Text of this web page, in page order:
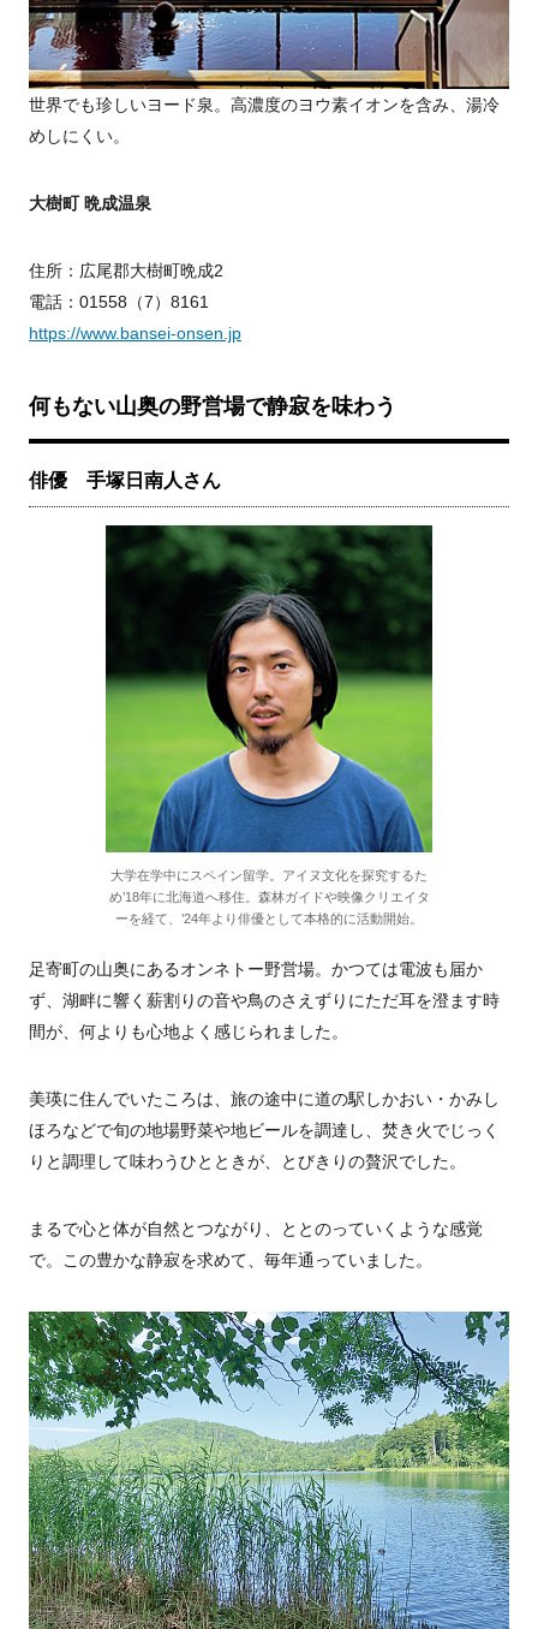
世界でも珍しいヨード泉。高濃度のヨウ素イオンを含み、湯冷
めしにくい。
大樹町 晩成温泉
住所：広尾郡大樹町晩成2
電話：01558（7）8161
https://www.bansei-onsen.jp
何もない山奥の野営場で静寂を味わう
俳優 手塚日南人さん
大学在学中にスペイン留学。アイヌ文化を探究するた
め’18年に北海道へ移住。森林ガイドや映像クリエイタ
ーを経て、’24年より俳優として本格的に活動開始。
足寄町の山奥にあるオンネトー野営場。かつては電波も届か
ず、湖畔に響く薪割りの音や鳥のさえずりにただ耳を澄ます時
間が、何よりも心地よく感じられました。
美瑛に住んでいたころは、旅の途中に道の駅しかおい・かみし
ほろなどで旬の地場野菜や地ビールを調達し、焚き火でじっく
りと調理して味わうひとときが、とびきりの贅沢でした。
まるで心と体が自然とつながり、ととのっていくような感覚
で。この豊かな静寂を求めて、毎年通っていました。